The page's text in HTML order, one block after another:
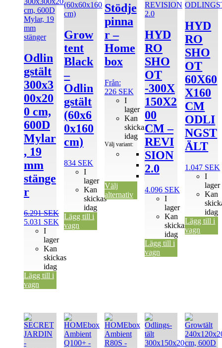
Odlin
gs­tält
300x3
00x20
0 cm,
600D
Mylar
, 19
mm
stänge
r
6.291SEK
Det
ursprungliga
6.291 SEK.
5.031 SEK
nuvarande
priset
5.031 SEK.
I
lager
Kan
skickas
idag
Lägg till i
vagn
Grow
tent
Black
–
Odlin
gs­tält
(60x6
0x160
cm)
834 SEK
I
lager
Kan
skickas
idag
Lägg till i
vagn
Stödje
pinna
r –
Home
box
Från:
226 SEK
80cm
100cm
120cm
I
lager
Kan
skickas
idag
Välj variant:
Välj
alternativ
varianter.
De
olika
alternativen
kan
väljas
på
produktsidan
HYD
RO
SHO
OT
-300X
150X2
00
CM –
REVI
SION
2.0
4.096 SEK
I
lager
Kan
skickas
idag
Lägg till i
vagn
HYD
RO
SHO
OT
60X60
X160
CM
ODLI
NGST
ÄLT
1.047 SEK
I
lager
Kan
idag
Lägg till i
vagn